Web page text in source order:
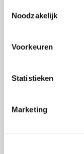
Noodzakelijk
Voorkeuren
Statistieken
Marketing
de auto
Niet alleen
zakelijke rijder.
stofzuigbeurten
verzameld op
overzichtelijk
aftrek!